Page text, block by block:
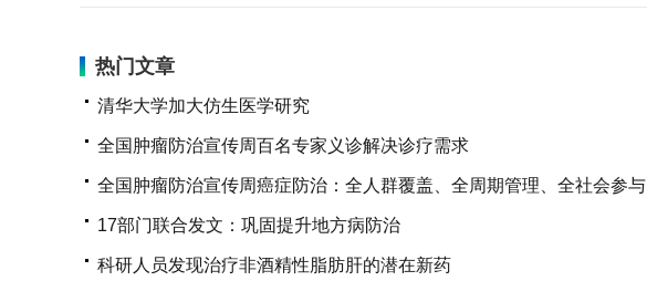
热门文章
清华大学加大仿生医学研究
全国肿瘤防治宣传周百名专家义诊解决诊疗需求
全国肿瘤防治宣传周癌症防治：全人群覆盖、全周期管理、全社会参与
17部门联合发文：巩固提升地方病防治
科研人员发现治疗非酒精性脂肪肝的潜在新药